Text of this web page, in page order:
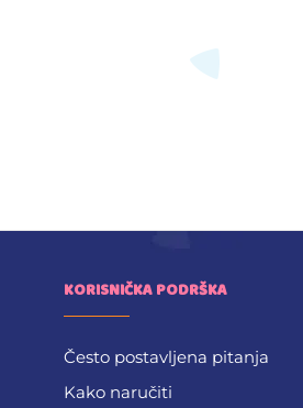
KORISNIČKA PODRŠKA
Često postavljena pitanja
Kako naručiti